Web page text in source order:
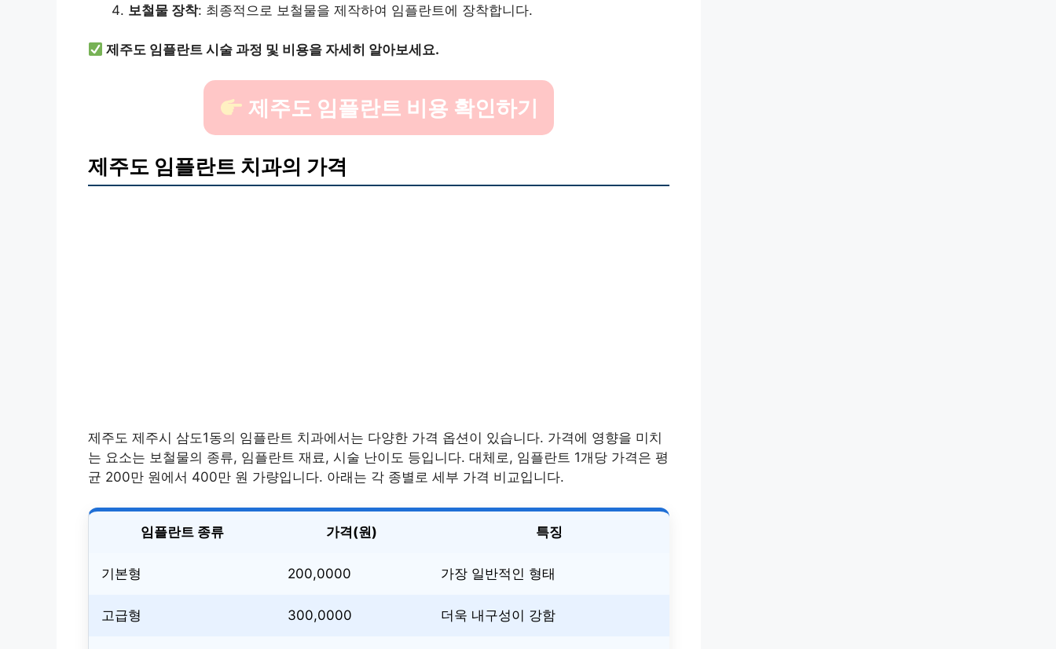
보철물 장착: 최종적으로 보철물을 제작하여 임플란트에 장착합니다.
제주도 임플란트 시술 과정 및 비용을 자세히 알아보세요.
제주도 임플란트 비용 확인하기
제주도 임플란트 치과의 가격
제주도 제주시 삼도1동의 임플란트 치과에서는 다양한 가격 옵션이 있습니다. 가격에 영향을 미치
는 요소는 보철물의 종류, 임플란트 재료, 시술 난이도 등입니다. 대체로, 임플란트 1개당 가격은 평
균 200만 원에서 400만 원 가량입니다. 아래는 각 종별로 세부 가격 비교입니다.
임플란트 종류 가격(원) 특징
기본형 200,0000 가장 일반적인 형태
고급형 300,0000 더욱 내구성이 강함